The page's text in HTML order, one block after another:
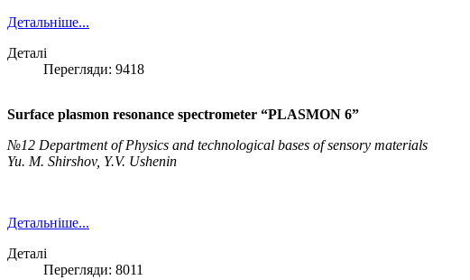
Детальніше...
Деталі
Перегляди: 9418
Surface plasmon resonance spectrometer “PLASMON 6”
№12 Department of Physics and technological bases of sensory materials
Yu. M. Shirshov, Y.V. Ushenin
Детальніше...
Деталі
Перегляди: 8011